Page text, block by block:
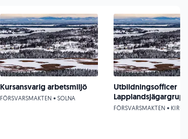
Kursansvarig arbetsmiljö
FÖRSVARSMAKTEN • SOLNA
Utbildningsofficer
FÖRSVARSMAKTEN •